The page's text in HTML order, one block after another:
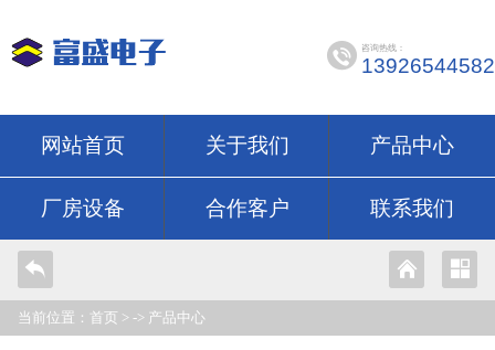
咨询热线：
13926544582
网站首页 关于我们 产品中心
厂房设备 合作客户 联系我们
当前位置： 首页 > -> 产品中心